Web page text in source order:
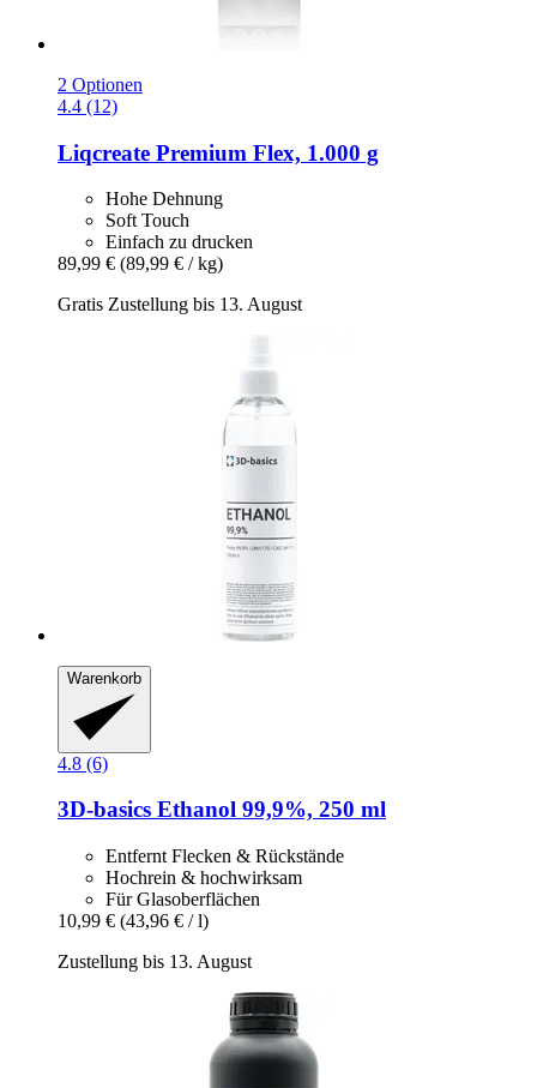
2 Optionen
4.4 (12)
Liqcreate Premium Flex, 1.000 g
Hohe Dehnung
Soft Touch
Einfach zu drucken
89,99 € (89,99 € / kg)
Gratis Zustellung bis 13. August
Warenkorb
4.8 (6)
3D-basics Ethanol 99,9%, 250 ml
Entfernt Flecken & Rückstände
Hochrein & hochwirksam
Für Glasoberflächen
10,99 € (43,96 € / l)
Zustellung bis 13. August